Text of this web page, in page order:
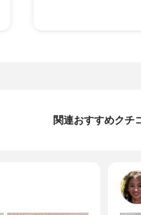
関連おすすめクチ